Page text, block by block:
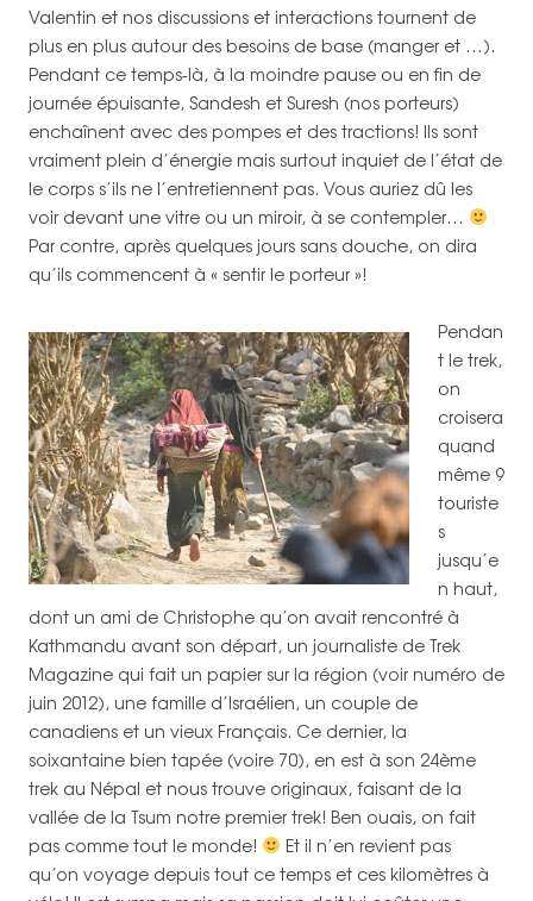
Valentin et nos discussions et interactions tournent de
plus en plus autour des besoins de base (manger et …).
Pendant ce temps-là, à la moindre pause ou en fin de
journée épuisante, Sandesh et Suresh (nos porteurs)
enchaînent avec des pompes et des tractions! Ils sont
vraiment plein d’énergie mais surtout inquiet de l’état de
le corps s’ils ne l’entretiennent pas. Vous auriez dû les
voir devant une vitre ou un miroir, à se contempler…
Par contre, après quelques jours sans douche, on dira
qu’ils commencent à « sentir le porteur »!
Pendan
t le trek,
on
croisera
quand
même 9
touriste
s
jusqu’e
n haut,
dont un ami de Christophe qu’on avait rencontré à
Kathmandu avant son départ, un journaliste de Trek
Magazine qui fait un papier sur la région (voir numéro de
juin 2012), une famille d’Israélien, un couple de
canadiens et un vieux Français. Ce dernier, la
soixantaine bien tapée (voire 70), en est à son 24ème
trek au Népal et nous trouve originaux, faisant de la
vallée de la Tsum notre premier trek! Ben ouais, on fait
pas comme tout le monde!
Et il n’en revient pas
qu’on voyage depuis tout ce temps et ces kilomètres à